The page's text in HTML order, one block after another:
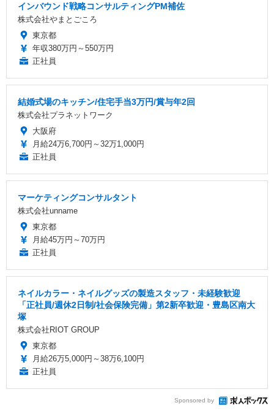
インバウンド戦略コンサルティングPM補佐
株式会社やまとごころ
東京都
年収380万円～550万円
正社員
結婚式場のキッチン/住宅手当3万円/賞与年2回
株式会社プラネットワーク
大阪府
月給24万6,700円～32万1,000円
正社員
マーケティングコンサルタント
株式会社unname
東京都
月給45万円～70万円
正社員
ネイルカラー・ネイルグッズの製造スタッフ・未経験歓迎
「正社員/週休2日制/社会保険完備」第2新卒歓迎・豊島区南大
塚
株式会社RIOT GROUP
東京都
月給26万5,000円～38万6,100円
正社員
Sponsored by